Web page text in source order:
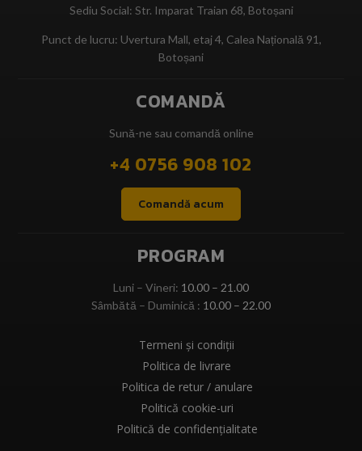
Sediu Social: Str. Imparat Traian 68, Botoșani
Punct de lucru: Uvertura Mall, etaj 4, Calea Națională 91,
Botoșani
COMANDĂ
Sună-ne sau comandă online
+4 0756 908 102
Comandă acum
PROGRAM
Luni – Vineri: 10.00 – 21.00
Sâmbătă – Duminică : 10.00 – 22.00
Termeni și condiții
Politica de livrare
Politica de retur / anulare
Politică cookie-uri
Politică de confidențialitate